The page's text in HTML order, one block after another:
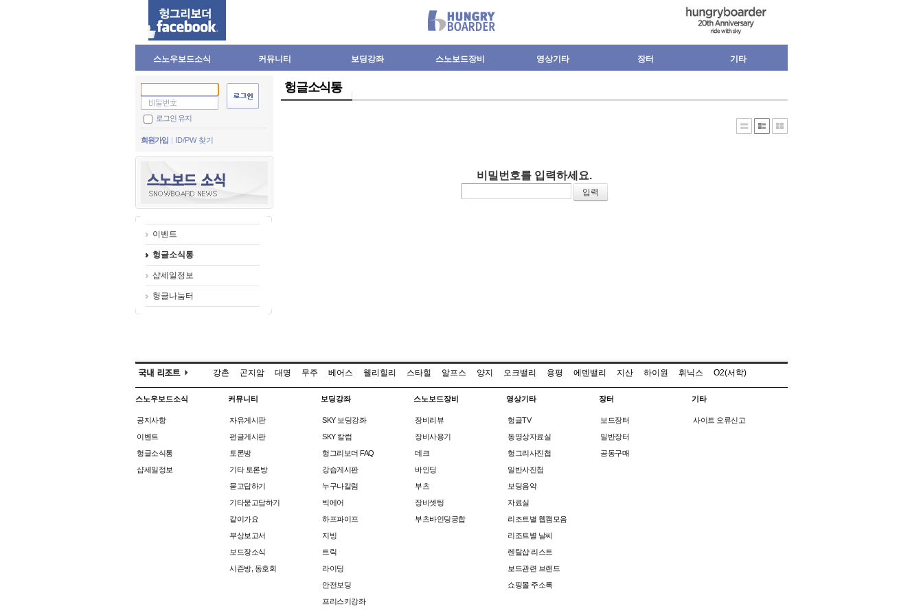
스노우보드소식 커뮤니티 보딩강좌 스노보드장비 영상기타 장터 기타
로그인 유지
회원가입 ID/PW 찾기
이벤트
헝글소식통
샵세일정보
헝글나눔터
헝글소식통
비밀번호를 입력하세요.
강촌 곤지암 대명 무주 베어스 웰리힐리 스타힐 알프스 양지 오크밸리 용평 에덴밸리 지산 하이원 휘닉스 O2(서학)
스노우보드소식
공지사항
이벤트
헝글소식통
샵세일정보
커뮤니티
자유게시판
펀글게시판
토론방
기타 토론방
묻고답하기
기타묻고답하기
같이가요
부상보고서
보드장소식
시즌방, 동호회
보딩강좌
SKY 보딩강좌
SKY 칼럼
헝그리보더 FAQ
강습게시판
누구나칼럼
빅에어
하프파이프
지빙
트릭
라이딩
안전보딩
프리스키강좌
스노보드장비
장비리뷰
장비사용기
데크
바인딩
부츠
장비셋팅
부츠바인딩궁합
영상기타
헝글TV
동영상자료실
헝그리사진첩
일반사진첩
보딩음악
자료실
리조트별 웹캠모음
리조트별 날씨
렌탈샵 리스트
보드관련 브랜드
쇼핑몰 주소록
장터
보드장터
일반장터
공동구매
기타
사이트 오류신고